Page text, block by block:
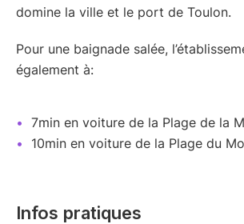
domine la ville et le port de Toulon.
Pour une baignade salée,
également à:
7min en voiture de la Plage de la
10min en voiture de la Plage du
Infos pratiques